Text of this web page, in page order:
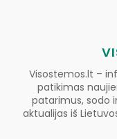
Visostemos.lt –
patikimas
patarimus, sodo
aktualijas iš